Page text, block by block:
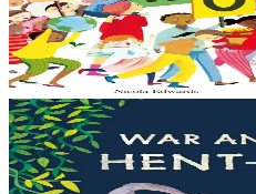
Bras-divent eo hor planedenn ha
deus ouzhin hag ouzhit. Reiñ da
den war hor planedenn a ra al levr
Er stok13,00 €
3 bloaz hag ouzhpenn
Bannoù-heol
War an hent-treuz